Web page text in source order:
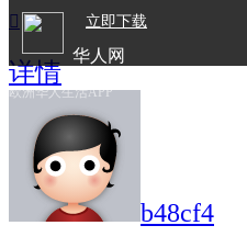
立即下载
华人网
欧洲华人生活APP

详情
b48cf4